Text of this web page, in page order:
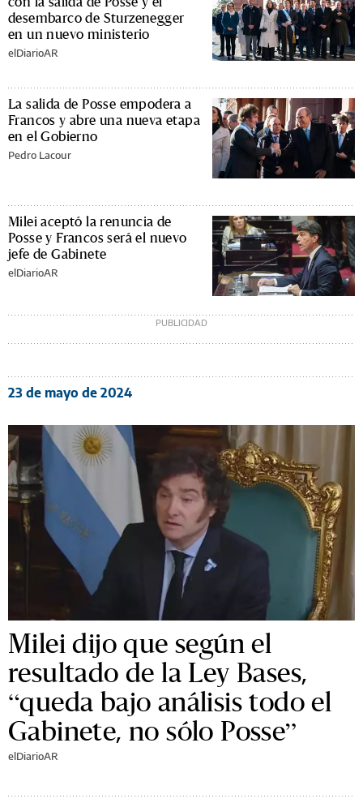
desembarco de Sturzenegger
en un nuevo ministerio
elDiarioAR
La salida de Posse empodera a
Francos y abre una nueva etapa
en el Gobierno
Pedro Lacour
Milei aceptó la renuncia de
Posse y Francos será el nuevo
jefe de Gabinete
elDiarioAR
23 de mayo de 2024
Milei dijo que según el
resultado de la Ley Bases,
“queda bajo análisis todo el
Gabinete, no sólo Posse”
elDiarioAR